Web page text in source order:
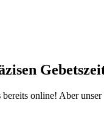
bereits online! Aber